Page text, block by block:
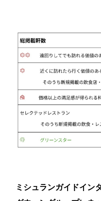
ミシュランガイドイン